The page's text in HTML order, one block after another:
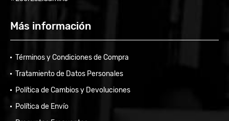
Más información
Términos y Condiciones de Compra
Tratamiento de Datos Personales
Política de Cambios y Devoluciones
Política de Envío